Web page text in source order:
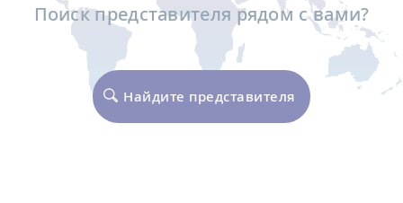
Поиск представителя рядом с вами?
Найдите представителя